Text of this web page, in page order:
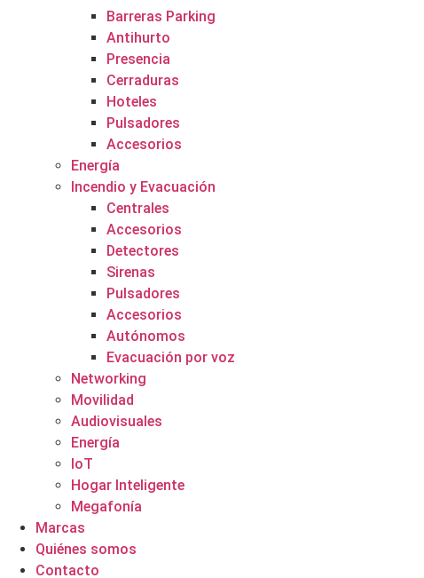
Barreras Parking
Antihurto
Presencia
Cerraduras
Hoteles
Pulsadores
Accesorios
Energía
Incendio y Evacuación
Centrales
Accesorios
Detectores
Sirenas
Pulsadores
Accesorios
Autónomos
Evacuación por voz
Networking
Movilidad
Audiovisuales
Energía
IoT
Hogar Inteligente
Megafonía
Marcas
Quiénes somos
Contacto